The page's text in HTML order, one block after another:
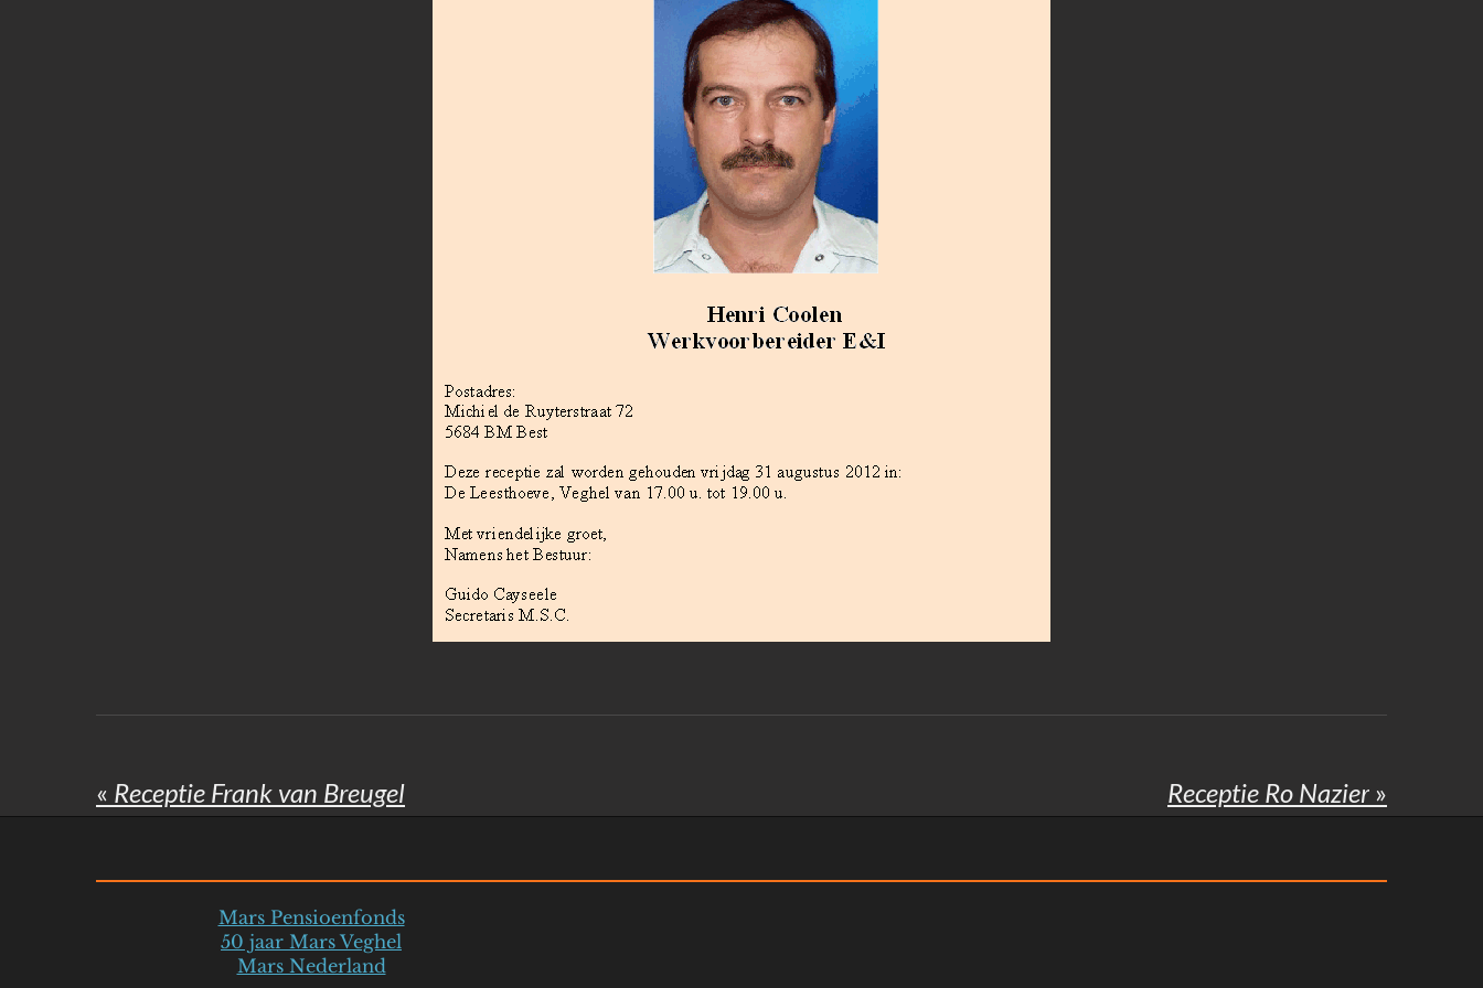
« Receptie Frank van Breugel Receptie Ro Nazier »
Mars Pensioenfonds
50 jaar Mars Veghel
Mars Nederland